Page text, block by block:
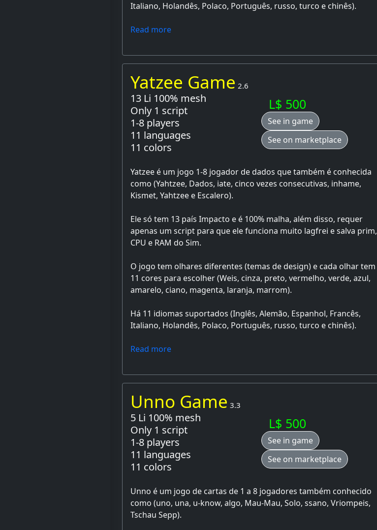
Italiano, Holandês, Polaco, Português, russo, turco e chinês).
Read more
Yatzee Game 2.6
13 Li 100% mesh
Only 1 script
1-8 players
11 languages
11 colors
L$ 500
See in game
See on marketplace
Yatzee é um jogo 1-8 jogador de dados que também é conhecida
como (Yahtzee, Dados, iate, cinco vezes consecutivas, inhame,
Kismet, Yahtzee e Escalero).
Ele só tem 13 país Impacto e é 100% malha, além disso, requer
apenas um script para que ele funciona muito lagfrei e salva prim,
CPU e RAM do Sim.
O jogo tem olhares diferentes (temas de design) e cada olhar tem
11 cores para escolher (Weis, cinza, preto, vermelho, verde, azul,
amarelo, ciano, magenta, laranja, marrom).
Há 11 idiomas suportados (Inglês, Alemão, Espanhol, Francês,
Italiano, Holandês, Polaco, Português, russo, turco e chinês).
Read more
Unno Game 3.3
5 Li 100% mesh
Only 1 script
1-8 players
11 languages
11 colors
L$ 500
See in game
See on marketplace
Unno é um jogo de cartas de 1 a 8 jogadores também conhecido
como (uno, una, u-know, algo, Mau-Mau, Solo, ssano, Vriompeis,
Tschau Sepp).